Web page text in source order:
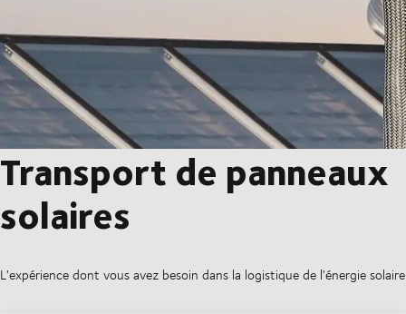
Transport de panneaux
solaires
L'expérience dont vous avez besoin dans la logistique de l'énergie solaire